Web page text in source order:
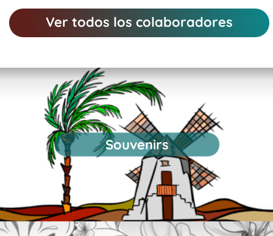
Ver todos los colaboradores
Souvenirs